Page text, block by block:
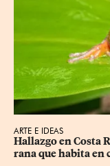
ARTE E IDEAS
Hallazgo en Costa
rana que habita en